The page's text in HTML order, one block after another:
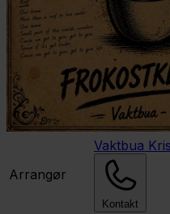
Arrangør
Vaktbua
Kontakt